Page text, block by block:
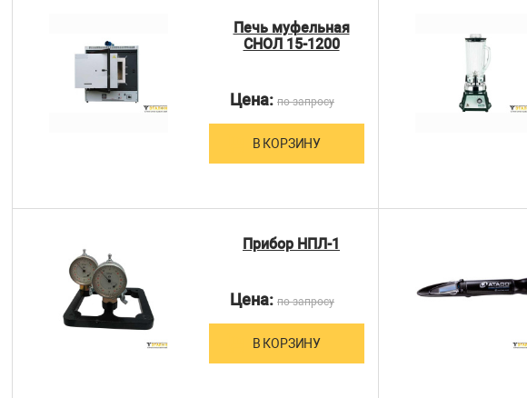
Печь муфельная
СНОЛ 15-1200
Цена: по запросу
В КОРЗИНУ
Прибор НПЛ-1
Цена: по запросу
В КОРЗИНУ